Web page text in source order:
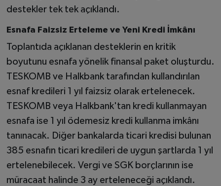
destekler tek tek açıklandı.
Esnafa Faizsiz Erteleme ve Yeni Kredi İmkânı
Toplantıda açıklanan desteklerin en kritik
boyutunu esnafa yönelik finansal paket oluşturdu.
TESKOMB ve Halkbank tarafından kullandırılan
esnaf kredileri 1 yıl faizsiz olarak ertelenecek.
TESKOMB veya Halkbank'tan kredi kullanmayan
esnafa ise 1 yıl ödemesiz kredi kullanma imkânı
tanınacak. Diğer bankalarda ticari kredisi bulunan
385 esnafın ticari kredileri de uygun şartlarda 1 yıl
ertelenebilecek. Vergi ve SGK borçlarının ise
müracaat halinde 3 ay erteleneceği açıklandı.